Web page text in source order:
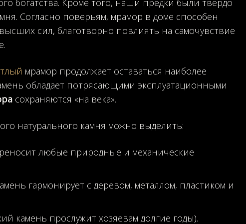
Согласно поверьям, мрамор в доме способен
сил, благотворно повлиять на самочувствие
мрамор продолжает оставаться наиболее
обладает потрясающими эксплуатационными
сохраняются «на века».
натурального камня можно выделить:
любые природные и механические
гармонирует с деревом, металлом, пластиком и
камень прослужит хозяевам долгие годы).